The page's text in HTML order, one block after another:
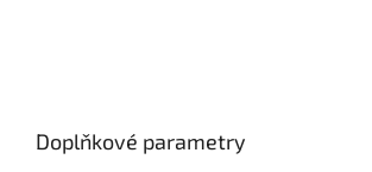
Doplňkové parametry